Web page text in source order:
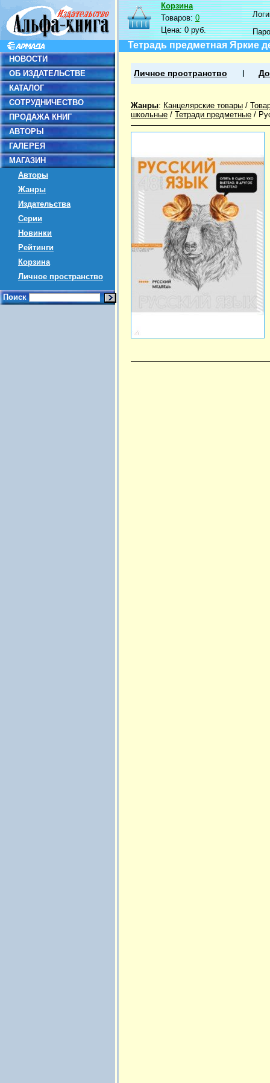
НОВОСТИ
ОБ ИЗДАТЕЛЬСТВЕ
КАТАЛОГ
СОТРУДНИЧЕСТВО
ПРОДАЖА КНИГ
АВТОРЫ
ГАЛЕРЕЯ
МАГАЗИН
Авторы
Жанры
Издательства
Серии
Новинки
Рейтинги
Корзина
Личное пространство
Поиск
Корзина
Товаров:0
Цена:0 руб.
Тетрадь предметная Яркие
Личное пространство
Жанры: Канцелярские товары /
школьные / Тетради предметные /